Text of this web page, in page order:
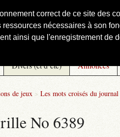
correct de ce site des
nécessaires à son
ainsi que l'enregistrement de
Blog Officiel
Divers (et d’été) Annonces
de jeux > Les mots croisés du
No 6389